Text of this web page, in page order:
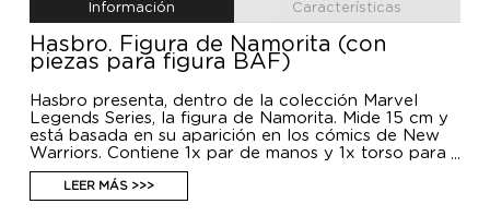
Información Características
Hasbro. Figura de Namorita (con
piezas para figura BAF)
Hasbro presenta, dentro de la colección Marvel
Legends Series, la figura de Namorita. Mide 15 cm y
está basada en su aparición en los cómics de New
Warriors. Contiene 1x par de manos y 1x torso para
la figura adicional The Void. Colecciona otras figuras
de Marvel Legends para montar la figura adicional
The Void.
LEER MÁS >>>